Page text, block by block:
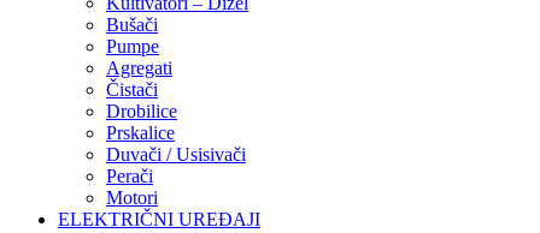
Bušači
Pumpe
Agregati
Čistači
Drobilice
Prskalice
Duvači / Usisivači
Perači
Motori
ELEKTRIČNI UREĐAJI